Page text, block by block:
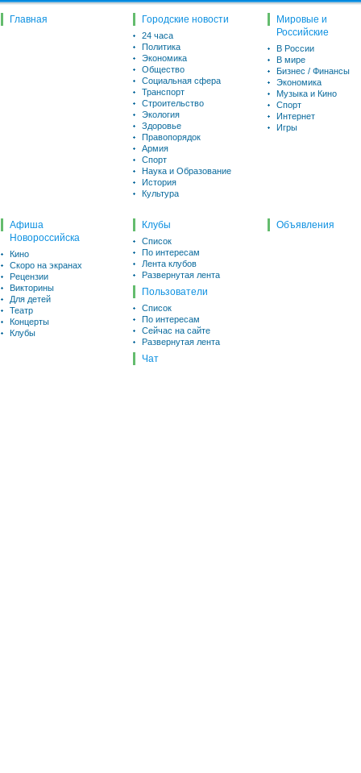
Главная Городские новости
24 часа
Политика
Экономика
Общество
Социальная сфера
Транспорт
Строительство
Экология
Здоровье
Правопорядок
Армия
Спорт
Наука и Образование
История
Культура
Мировые и
Российские
В России
В мире
Бизнес / Финансы
Экономика
Музыка и Кино
Спорт
Интернет
Игры
Афиша
Новороссийска
Кино
Скоро на экранах
Рецензии
Викторины
Для детей
Театр
Концерты
Клубы
Клубы
Список
По интересам
Лента клубов
Развернутая лента
Пользователи
Список
По интересам
Сейчас на сайте
Развернутая лента
Чат
Объявления